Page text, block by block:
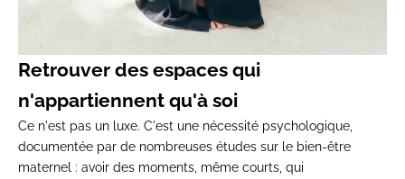
Retrouver des espaces qui
n'appartiennent qu'à soi
Ce n'est pas un luxe. C'est une nécessité psychologique,
documentée par de nombreuses études sur le bien-être
maternel : avoir des moments, même courts, qui